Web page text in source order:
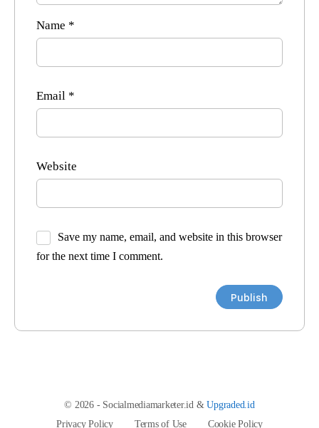
Name *
Email *
Website
Save my name, email, and website in this browser
for the next time I comment.
© 2026 - Socialmediamarketer.id &Upgraded.id
Privacy Policy
Terms of Use Cookie Policy